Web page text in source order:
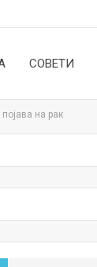
СОВЕТИ
на рак